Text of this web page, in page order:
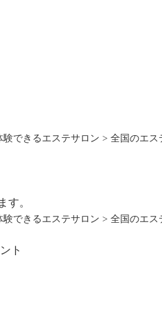
験できるエステサロン > 全国のエス
す。
験できるエステサロン > 全国のエス
ト